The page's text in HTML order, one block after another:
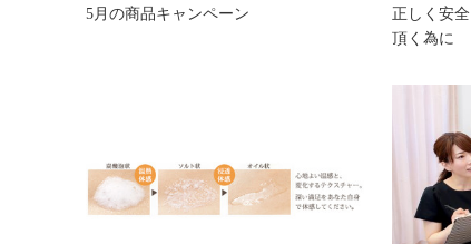
5月の商品キャンペーン
正しく安
頂く為に